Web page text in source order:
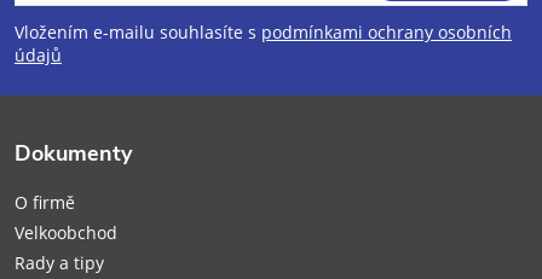
p
a
Vložením e-mailu souhlasíte s podmínkami ochrany osobních
údajů
Dokumenty
O firmě
Velkoobchod
Rady a tipy